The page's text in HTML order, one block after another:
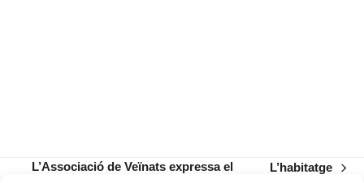
L’Associació de Veïnats expressa el
next
L’habitatge